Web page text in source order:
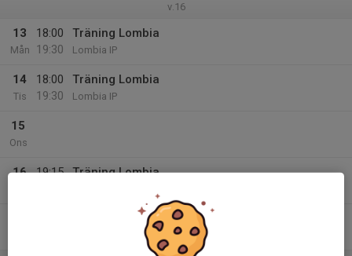
v.16
13
Mån
18:00
19:30
Träning Lombia
Lombia IP
14
Tis
18:00
19:30
Träning Lombia
Lombia IP
15
Ons
16
19:15
Träning Lombia